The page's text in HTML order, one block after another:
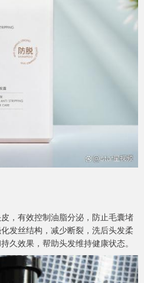
有效控制油脂分泌，防止毛囊堵
发丝结构，减少断裂，洗后头发柔
久效果，帮助头发维持健康状态。